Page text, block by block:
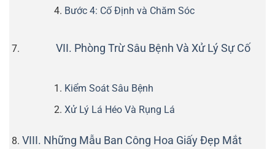
Bước 4: Cố Định và Chăm Sóc
VII. Phòng Trừ Sâu Bệnh Và Xử Lý Sự Cố
Kiểm Soát Sâu Bệnh
Xử Lý Lá Héo Và Rụng Lá
VIII. Những Mẫu Ban Công Hoa Giấy Đẹp Mắt